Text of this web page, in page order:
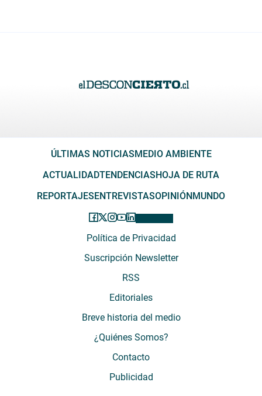
ÚLTIMAS NOTICIASMEDIO AMBIENTE
ACTUALIDADTENDENCIASHOJA DE RUTA
REPORTAJESENTREVISTASOPINIÓNMUNDO
Política de Privacidad
Suscripción Newsletter
RSS
Editoriales
Breve historia del medio
¿Quiénes Somos?
Contacto
Publicidad